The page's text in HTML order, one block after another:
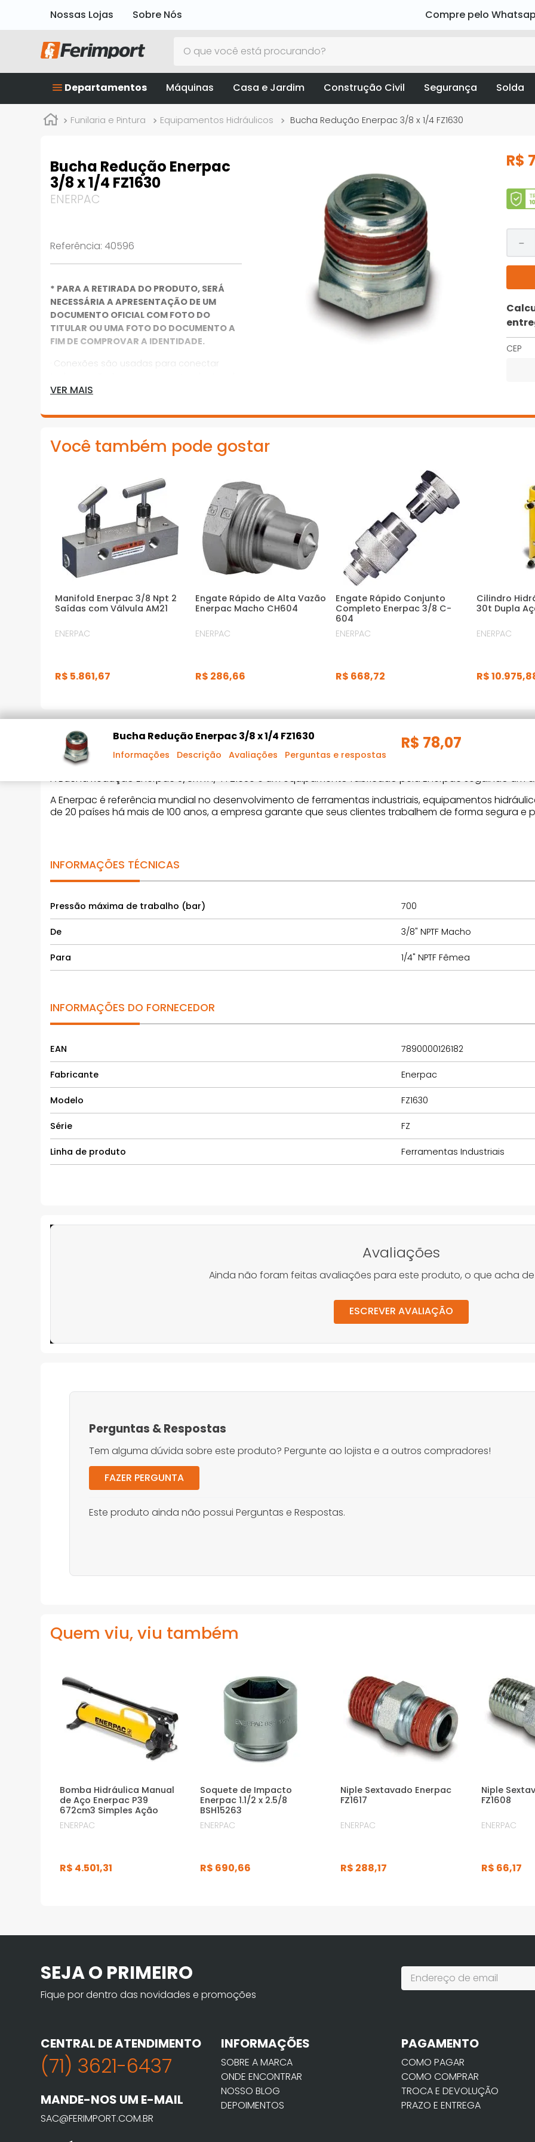
Nossas Lojas Sobre Nós Compre pelo
Departamentos Máquinas Casa e Jardim Construção Civil Segurança Solda
Funilaria e Pintura Equipamentos Hidráulicos Bucha Redução Enerpac 3/8 x 1/4 FZ1630
Bucha Redução Enerpac
3/8 x 1/4 FZ1630
ENERPAC
Referência: 40596
* PARA A RETIRADA DO PRODUTO, SERÁ
NECESSÁRIA A APRESENTAÇÃO DE UM
DOCUMENTO OFICIAL COM FOTO DO
TITULAR OU UMA FOTO DO DOCUMENTO A
FIM DE COMPROVAR A IDENTIDADE.
· Conexões são usadas para conectar
acionamento, tubulações, manômetros e
flexíveis, seguras e sem vazamento
*Imagens meramente ilustrativas
VER MAIS
R$
－
CEP
Você também pode gostar
Manifold Enerpac 3/8 Npt 2
Saídas com Válvula AM21
ENERPAC
R$ 5.861,67
Engate Rápido de Alta Vazão
Enerpac Macho CH604
ENERPAC
R$ 286,66
Engate Rápido Conjunto
Completo Enerpac 3/8 C-
604
ENERPAC
R$ 668,72
Cilindro
30t Dupla
ENERPAC
R$10.975,
Bucha Redução Enerpac 3/8 x 1/4 FZ1630
Informações Descrição Avaliações Perguntas e respostas
R$ 78,07
DESCRIÇÃO DO PRODUTO
A Bucha Redução Enerpac 3/8m x 1/4 FZ1630 é um equipamento fabricado pela Enerpac seguindo
A Enerpac é referência mundial no desenvolvimento de ferramentas industriais, equipamentos
de 20 países há mais de 100 anos, a empresa garante que seus clientes trabalhem de forma segura e
INFORMAÇÕES TÉCNICAS
Pressão máxima de trabalho (bar) 700
De 3/8" NPTF Macho
Para 1/4" NPTF Fêmea
INFORMAÇÕES DO FORNECEDOR
EAN 7890000126182
Fabricante Enerpac
Modelo FZ1630
Série FZ
Linha de produto Ferramentas Industriais
Avaliações
Ainda não foram feitas avaliações para este produto, o que acha
ESCREVER AVALIAÇÃO
Perguntas &Respostas
Tem alguma dúvida sobre este produto? Pergunte ao lojista e a outros compradores!
FAZER PERGUNTA
Este produto ainda não possui Perguntas e Respostas.
Quem viu, viu também
Bomba Hidráulica Manual
de Aço Enerpac P39
672cm3 Simples Ação
ENERPAC
R$ 4.501,31
Soquete de Impacto
Enerpac 1.1/2 x 2.5/8
BSH15263
ENERPAC
R$ 690,66
Niple Sextavado Enerpac
FZ1617
ENERPAC
R$ 288,17
Niple
FZ1608
ENERPAC
R$ 66,17
SEJA O PRIMEIRO
Fique por dentro das novidades e promoções
CENTRAL DE ATENDIMENTO
(71) 3621-6437
MANDE-NOS UM E-MAIL
SAC@FERIMPORT.COM.BR
INFORMAÇÕES
SOBRE A MARCA
ONDE ENCONTRAR
NOSSO BLOG
DEPOIMENTOS
PAGAMENTO
COMO PAGAR
COMO COMPRAR
TROCA E DEVOLUÇÃO
PRAZO E ENTREGA